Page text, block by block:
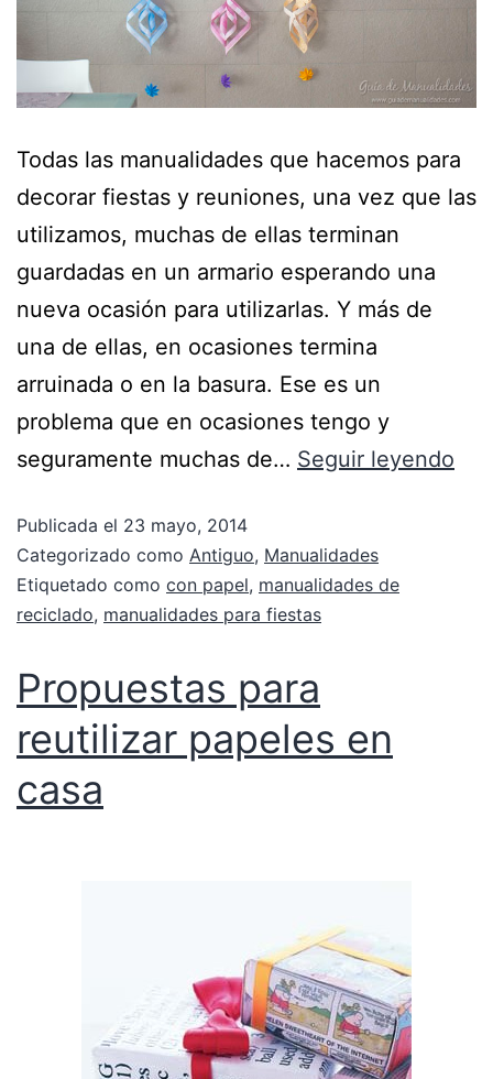
Todas las manualidades que hacemos para
decorar fiestas y reuniones, una vez que las
utilizamos, muchas de ellas terminan
guardadas en un armario esperando una
nueva ocasión para utilizarlas. Y más de
una de ellas, en ocasiones termina
arruinada o en la basura. Ese es un
problema que en ocasiones tengo y
seguramente muchas de… Seguir leyendo
Publicada el 23 mayo, 2014
Categorizado como Antiguo, Manualidades
Etiquetado como con papel, manualidades de
reciclado, manualidades para fiestas
Propuestas para
reutilizar papeles en
casa